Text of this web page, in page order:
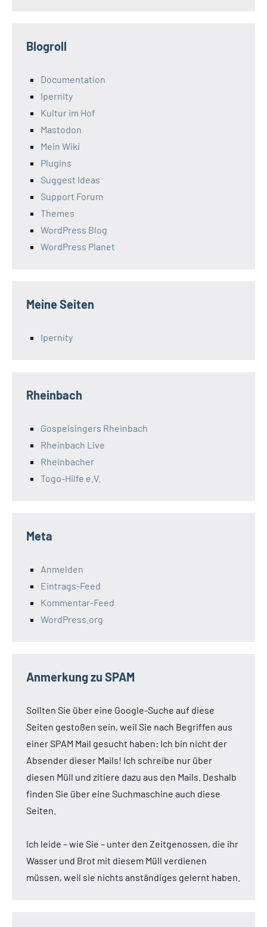
Blogroll
Documentation
Ipernity
Kultur im Hof
Mastodon
Mein Wiki
Plugins
Suggest Ideas
Support Forum
Themes
WordPress Blog
WordPress Planet
Meine Seiten
Ipernity
Rheinbach
Gospelsingers Rheinbach
Rheinbach Live
Rheinbacher
Togo-Hilfe e.V.
Meta
Anmelden
Eintrags-Feed
Kommentar-Feed
WordPress.org
Anmerkung zu SPAM
Sollten Sie über eine Google-Suche auf diese
Seiten gestoßen sein, weil Sie nach Begriffen aus
einer SPAM Mail gesucht haben: Ich bin nicht der
Absender dieser Mails! Ich schreibe nur über
diesen Müll und zitiere dazu aus den Mails. Deshalb
finden Sie über eine Suchmaschine auch diese
Seiten.
Ich leide – wie Sie – unter den Zeitgenossen, die ihr
Wasser und Brot mit diesem Müll verdienen
müssen, weil sie nichts anständiges gelernt haben.